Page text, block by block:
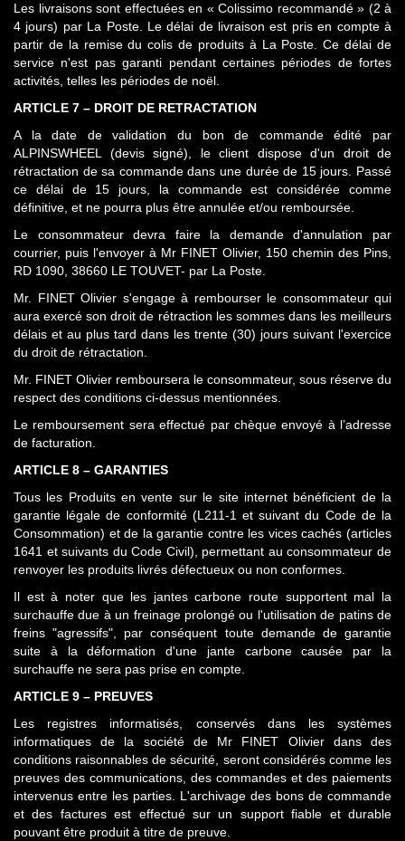
Les livraisons sont effectuées en « Colissimo recommandé » (2 à
4 jours) par La Poste. Le délai de livraison est pris en compte à
partir de la remise du colis de produits à La Poste. Ce délai de
service n'est pas garanti pendant certaines périodes de fortes
activités, telles les périodes de noël.
ARTICLE 7 – DROIT DE RETRACTATION
A la date de validation du bon de commande édité par
ALPINSWHEEL (devis signé), le client dispose d'un droit de
rétractation de sa commande dans une durée de 15 jours. Passé
ce délai de 15 jours, la commande est considérée comme
définitive, et ne pourra plus être annulée et/ou remboursée.
Le consommateur devra faire la demande d'annulation par
courrier, puis l'envoyer à Mr FINET Olivier, 150 chemin des Pins,
RD 1090, 38660 LE TOUVET- par La Poste.
Mr. FINET Olivier s'engage à rembourser le consommateur qui
aura exercé son droit de rétraction les sommes dans les meilleurs
délais et au plus tard dans les trente (30) jours suivant l'exercice
du droit de rétractation.
Mr. FINET Olivier remboursera le consommateur, sous réserve du
respect des conditions ci-dessus mentionnées.
Le remboursement sera effectué par chèque envoyé à l’adresse
de facturation.
ARTICLE 8 – GARANTIES
Tous les Produits en vente sur le site internet bénéficient de la
garantie légale de conformité (L211-1 et suivant du Code de la
Consommation) et de la garantie contre les vices cachés (articles
1641 et suivants du Code Civil), permettant au consommateur de
renvoyer les produits livrés défectueux ou non conformes.
Il est à noter que les jantes carbone route supportent mal la
surchauffe due à un freinage prolongé ou l'utilisation de patins de
freins "agressifs", par conséquent toute demande de garantie
suite à la déformation d'une jante carbone causée par la
surchauffe ne sera pas prise en compte.
ARTICLE 9 – PREUVES
Les registres informatisés, conservés dans les systèmes
informatiques de la société de Mr FINET Olivier dans des
conditions raisonnables de sécurité, seront considérés comme les
preuves des communications, des commandes et des paiements
intervenus entre les parties. L'archivage des bons de commande
et des factures est effectué sur un support fiable et durable
pouvant être produit à titre de preuve.